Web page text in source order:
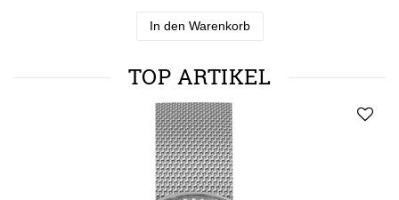
In den Warenkorb
TOP ARTIKEL